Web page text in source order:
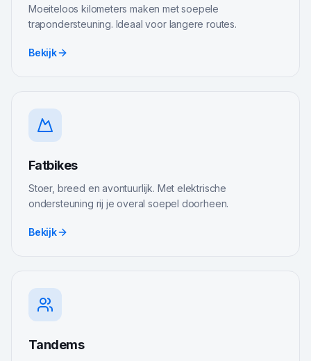
Moeiteloos kilometers maken met soepele
trapondersteuning. Ideaal voor langere routes.
Bekijk
Fatbikes
Stoer, breed en avontuurlijk. Met elektrische
ondersteuning rij je overal soepel doorheen.
Bekijk
Tandems